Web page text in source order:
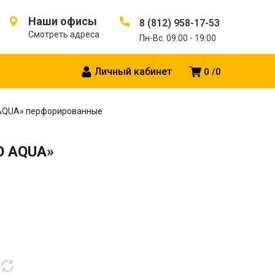
Наши офисы
Смотреть адреса
8 (812) 958-17-53
Пн-Вс. 09:00 - 19:00
0 0
Личный кабинет
перфорированные
AQUA»